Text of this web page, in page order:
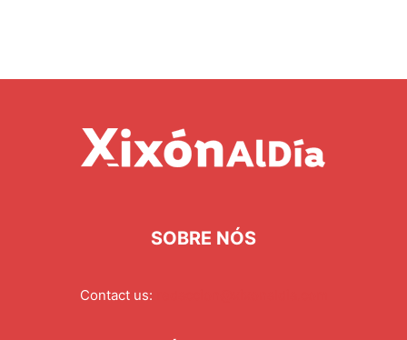
SOBRE NÓS
Contact us: